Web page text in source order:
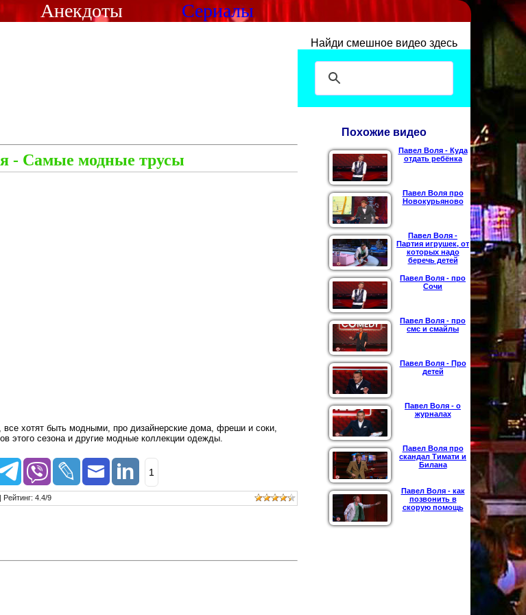
Анекдоты Сериалы
Найди смешное видео здесь
- Самые модные трусы
хотят быть модными, про дизайнерские дома, фреши и соки,
этого сезона и другие модные коллекции одежды.
1
| Рейтинг: 4.4/9
Похожие видео
Павел Воля - Куда
отдать ребёнка
Павел Воля про
Новокурьяново
Павел Воля -
Партия игрушек, от
которых надо
беречь детей
Павел Воля - про
Сочи
Павел Воля - про
смс и смайлы
Павел Воля - Про
детей
Павел Воля - о
журналах
Павел Воля про
скандал Тимати и
Билана
Павел Воля - как
позвонить в
скорую помощь